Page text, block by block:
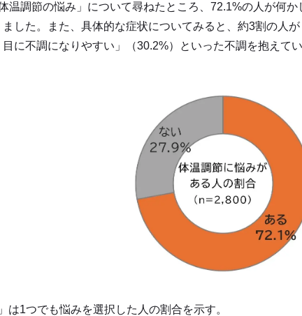
調節の悩み」について尋ねたところ、72.1%の人が何か
した。また、具体的な症状についてみると、約3割の人
に不調になりやすい」（30.2%）といった不調を抱えて
は1つでも悩みを選択した人の割合を示す。